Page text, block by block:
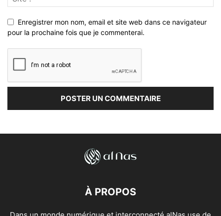
Enregistrer mon nom, email et site web dans ce navigateur
pour la prochaine fois que je commenterai.
À PROPOS